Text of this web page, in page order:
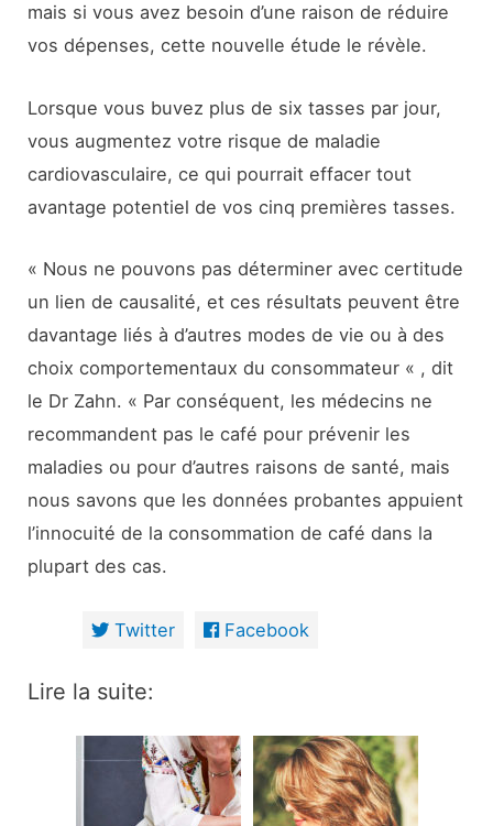
mais si vous avez besoin d’une raison de réduire
vos dépenses, cette nouvelle étude le révèle.
Lorsque vous buvez plus de six tasses par jour,
vous augmentez votre risque de maladie
cardiovasculaire, ce qui pourrait effacer tout
avantage potentiel de vos cinq premières tasses.
« Nous ne pouvons pas déterminer avec certitude
un lien de causalité, et ces résultats peuvent être
davantage liés à d’autres modes de vie ou à des
choix comportementaux du consommateur « , dit
le Dr Zahn. « Par conséquent, les médecins ne
recommandent pas le café pour prévenir les
maladies ou pour d’autres raisons de santé, mais
nous savons que les données probantes appuient
l’innocuité de la consommation de café dans la
plupart des cas.
Twitter Facebook
Lire la suite: